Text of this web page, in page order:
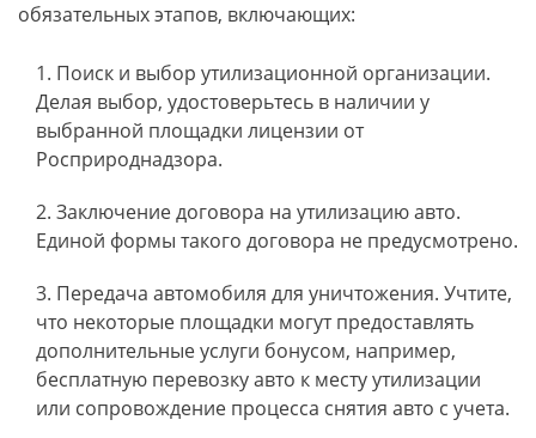
обязательных этапов, включающих:
Поиск и выбор утилизационной организации.
Делая выбор, удостоверьтесь в наличии у
выбранной площадки лицензии от
Росприроднадзора.
Заключение договора на утилизацию авто.
Единой формы такого договора не предусмотрено.
Передача автомобиля для уничтожения. Учтите,
что некоторые площадки могут предоставлять
дополнительные услуги бонусом, например,
бесплатную перевозку авто к месту утилизации
или сопровождение процесса снятия авто с учета.